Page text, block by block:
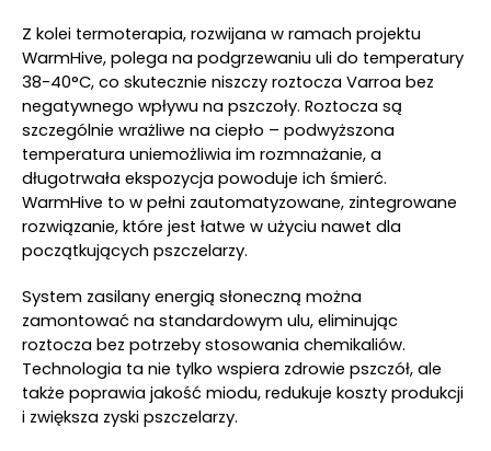
Z kolei termoterapia, rozwijana w ramach projektu
WarmHive, polega na podgrzewaniu uli do temperatury
38-40°C, co skutecznie niszczy roztocza Varroa bez
negatywnego wpływu na pszczoły. Roztocza są
szczególnie wrażliwe na ciepło – podwyższona
temperatura uniemożliwia im rozmnażanie, a
długotrwała ekspozycja powoduje ich śmierć.
WarmHive to w pełni zautomatyzowane, zintegrowane
rozwiązanie, które jest łatwe w użyciu nawet dla
początkujących pszczelarzy.
System zasilany energią słoneczną można
zamontować na standardowym ulu, eliminując
roztocza bez potrzeby stosowania chemikaliów.
Technologia ta nie tylko wspiera zdrowie pszczół, ale
także poprawia jakość miodu, redukuje koszty produkcji
i zwiększa zyski pszczelarzy.